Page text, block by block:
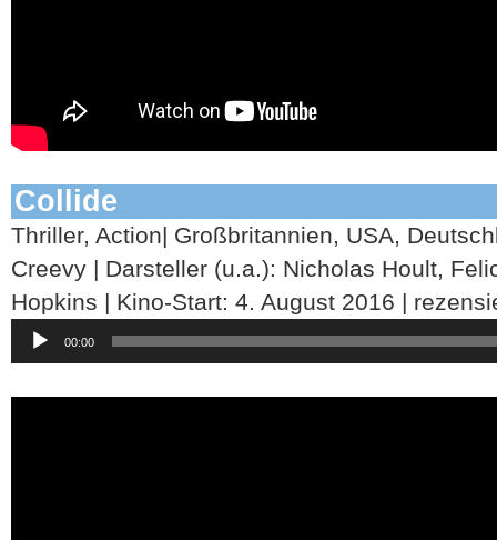
Collide
Thriller, Action| Großbritannien, USA,
Creevy | Darsteller (u.a.): Nicholas Hoult,
Hopkins | Kino-Start: 4. August 2016 |
Audio-
Player
00:00